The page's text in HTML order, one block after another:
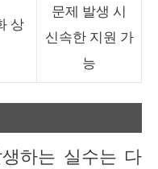
상
문제 발생 시
신속한 지원 가
능
하는 실수는 다